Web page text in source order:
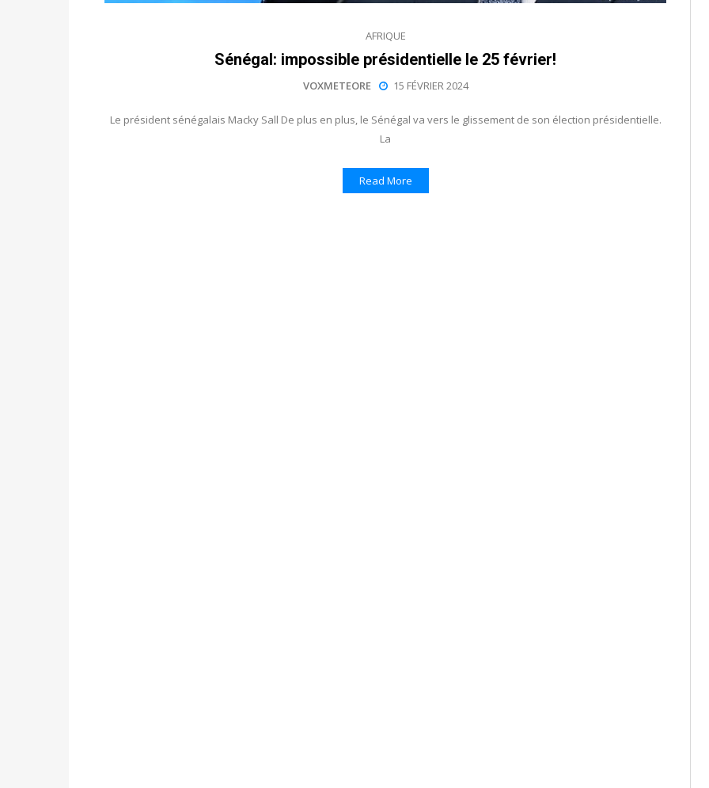
AFRIQUE
Sénégal: impossible présidentielle le 25 février!
VOXMETEORE 15 FÉVRIER 2024
Le président sénégalais Macky Sall De plus en plus, le Sénégal va vers le glissement de son élection présidentielle.
La
Read More